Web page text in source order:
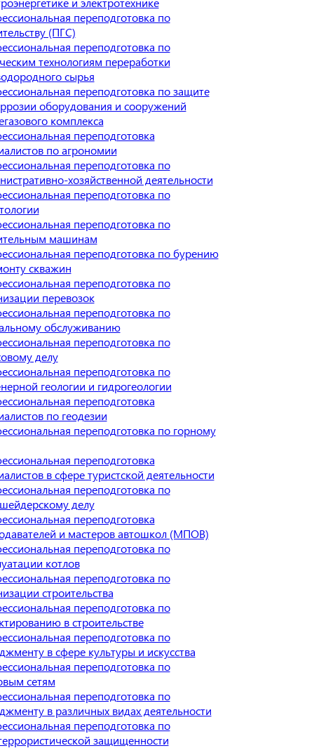
переподготовка по
(ПГС)
переподготовка по
технологиям переработки
сырья
переподготовка по защите
оборудования и сооружений
комплекса
переподготовка
по агрономии
переподготовка по
хозяйственной деятельности
переподготовка по
переподготовка по
машинам
переподготовка по бурению
скважин
переподготовка по
перевозок
переподготовка по
обслуживанию
переподготовка по
делу
переподготовка по
геологии и гидрогеологии
переподготовка
по геодезии
переподготовка по горному
переподготовка
в сфере туристской деятельности
переподготовка по
делу
переподготовка
и мастеров автошкол (МПОВ)
переподготовка по
котлов
переподготовка по
строительства
переподготовка по
в строительстве
переподготовка по
в сфере культуры и искусства
переподготовка по
сетям
переподготовка по
в различных видах деятельности
переподготовка по
защищенности